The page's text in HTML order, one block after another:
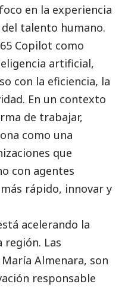
en la experiencia
talento humano.
Copilot como
artificial,
con la eficiencia, la
En un contexto
de trabajar,
como una
que
con agentes
rápido, innovar y
acelerando la
Las
Almenara, son
responsable